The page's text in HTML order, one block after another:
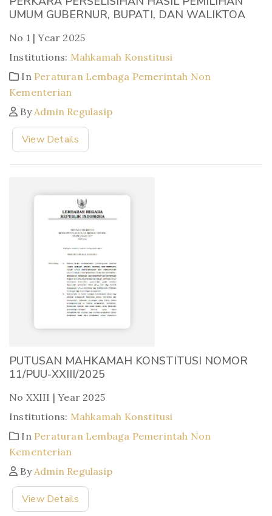
UMUM GUBERNUR, BUPATI, DAN WALIKTOA
No 1 | Year 2025
Institutions: Mahkamah Konstitusi
In Peraturan Lembaga Pemerintah Non
Kementerian
ByAdmin Regulasip
View Details
PUTUSAN MAHKAMAH KONSTITUSI NOMOR
11/PUU-XXIII/2025
No XXIII | Year 2025
Institutions: Mahkamah Konstitusi
In Peraturan Lembaga Pemerintah Non
Kementerian
ByAdmin Regulasip
View Details